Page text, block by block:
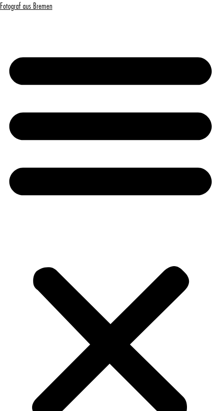
Fotograf aus Bremen